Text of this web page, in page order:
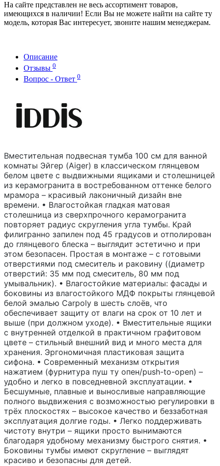
На сайте представлен не весь ассортимент товаров,
имеющихся в наличии! Если Вы не можете найти на сайте ту
модель, которая Вас интересует, звоните нашим менеджерам.
Описание
Отзывы 0
Вопрос - Ответ 0
Вместительная подвесная тумба 100 см для ванной
комнаты Эйгер (Aiger) в классическом глянцевом
белом цвете с выдвижными ящиками и столешницей
из керамогранита в востребованном оттенке белого
мрамора – красивый лаконичный дизайн вне
времени. • Влагостойкая гладкая матовая
столешница из сверхпрочного керамогранита
повторяет радиус скругления угла тумбы. Край
филигранно запилен под 45 градусов и отполирован
до глянцевого блеска – выглядит эстетично и при
этом безопасен. Простая в монтаже – с готовыми
отверстиями под смеситель и раковину ((диаметр
отверстий: 35 мм под смеситель, 80 мм под
умывальник). • Влагостойкие материалы: фасады и
боковины из влагостойкого МДФ покрыты глянцевой
белой эмалью Carpoly в шесть слоёв, что
обеспечивает защиту от влаги на срок от 10 лет и
выше (при должном уходе). • Вместительные ящики
с внутренней отделкой в практичном графитовом
цвете – стильный внешний вид и много места для
хранения. Эргономичная пластиковая защита
сифона. • Современный механизм открытия
нажатием (фурнитура пуш ту опен/push-to-open) –
удобно и легко в повседневной эксплуатации. •
Бесшумные, плавные и выносливые направляющие
полного выдвижения с возможностью регулировки в
трёх плоскостях – высокое качество и беззаботная
эксплуатация долгие годы. • Легко поддерживать
чистоту внутри – ящики просто вынимаются
благодаря удобному механизму быстрого снятия. •
Боковины тумбы имеют скругление – выглядят
красиво и безопасны для детей.